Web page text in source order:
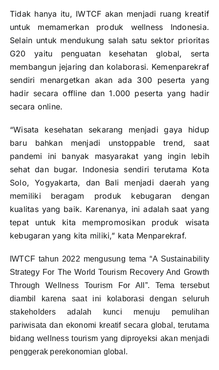
Tidak hanya itu, IWTCF akan menjadi ruang kreatif
untuk memamerkan produk wellness Indonesia.
Selain untuk mendukung salah satu sektor prioritas
G20 yaitu penguatan kesehatan global, serta
membangun jejaring dan kolaborasi. Kemenparekraf
sendiri menargetkan akan ada 300 peserta yang
hadir secara offline dan 1.000 peserta yang hadir
secara online.
“Wisata kesehatan sekarang menjadi gaya hidup
baru bahkan menjadi unstoppable trend, saat
pandemi ini banyak masyarakat yang ingin lebih
sehat dan bugar. Indonesia sendiri terutama Kota
Solo, Yogyakarta, dan Bali menjadi daerah yang
memiliki beragam produk kebugaran dengan
kualitas yang baik. Karenanya, ini adalah saat yang
tepat untuk kita mempromosikan produk wisata
kebugaran yang kita miliki,” kata Menparekraf.
IWTCF tahun 2022 mengusung tema “A Sustainability
Strategy For The World Tourism Recovery And Growth
Through Wellness Tourism For All”. Tema tersebut
diambil karena saat ini kolaborasi dengan seluruh
stakeholders adalah kunci menuju pemulihan
pariwisata dan ekonomi kreatif secara global, terutama
bidang wellness tourism yang diproyeksi akan menjadi
penggerak perekonomian global.